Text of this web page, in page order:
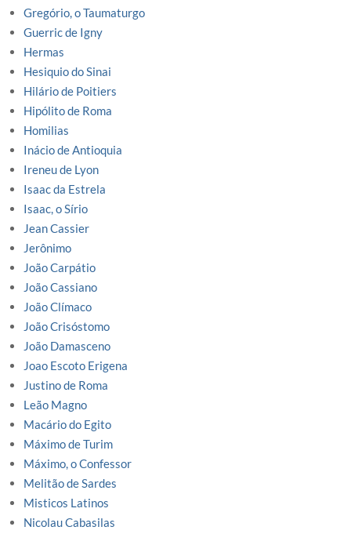
Gregório, o Taumaturgo
Guerric de Igny
Hermas
Hesiquio do Sinai
Hilário de Poitiers
Hipólito de Roma
Homilias
Inácio de Antioquia
Ireneu de Lyon
Isaac da Estrela
Isaac, o Sírio
Jean Cassier
Jerônimo
João Carpátio
João Cassiano
João Clímaco
João Crisóstomo
João Damasceno
Joao Escoto Erigena
Justino de Roma
Leão Magno
Macário do Egito
Máximo de Turim
Máximo, o Confessor
Melitão de Sardes
Misticos Latinos
Nicolau Cabasilas